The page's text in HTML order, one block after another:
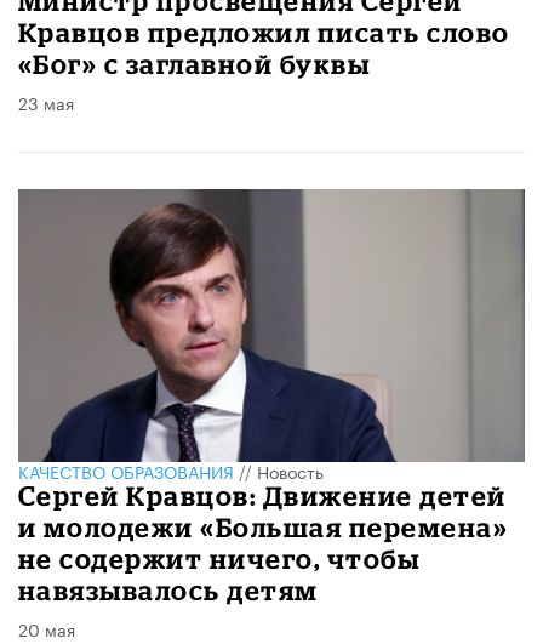
Кравцов предложил писать слово
«Бог» с заглавной буквы
23 мая
КАЧЕСТВО ОБРАЗОВАНИЯ//Новость
Сергей Кравцов: Движение детей
и молодежи «Большая перемена»​
не содержит ничего, чтобы
навязывалось детям
20 мая